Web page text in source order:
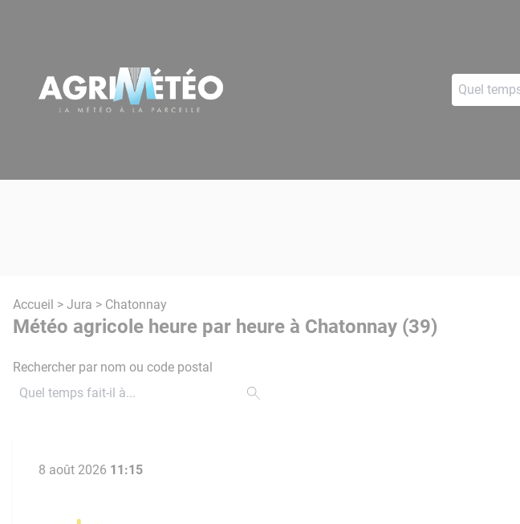
Accueil > Jura > Chatonnay
Météo agricole heure par heure à Chatonnay (39)
Rechercher par nom ou code postal
8 août 2026 11:15